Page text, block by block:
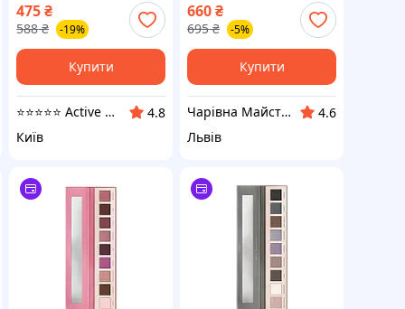
475₴
588 ₴ -19%
Купити
⭐️⭐️⭐️⭐️⭐️ Active Point
4.8
Київ
660₴
695 ₴ -5%
Купити
Чарівна Майстерня
4.6
Львів